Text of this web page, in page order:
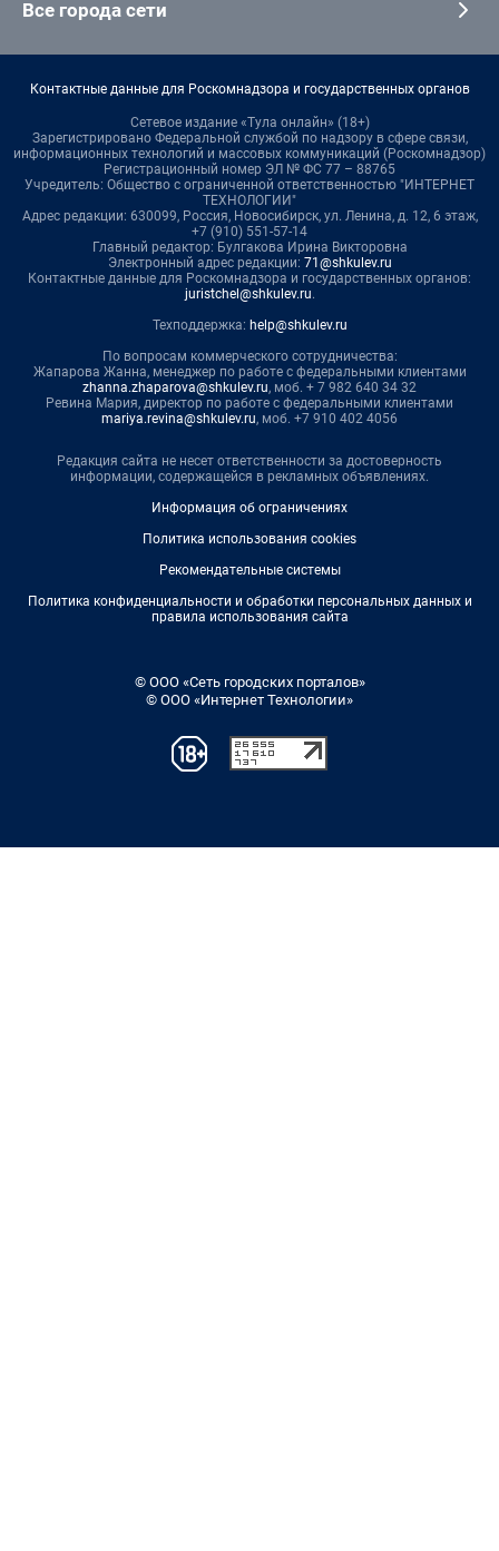
Все города сети
Контактные данные для Роскомнадзора и государственных органов
Сетевое издание «Тула онлайн» (18+)
Зарегистрировано Федеральной службой по надзору в сфере связи,
информационных технологий и массовых коммуникаций (Роскомнадзор)
Регистрационный номер ЭЛ № ФС 77 – 88765
Учредитель: Общество с ограниченной ответственностью "ИНТЕРНЕТ
ТЕХНОЛОГИИ"
Адрес редакции: 630099, Россия, Новосибирск, ул. Ленина, д. 12, 6 этаж,
+7 (910) 551-57-14
Главный редактор: Булгакова Ирина Викторовна
Электронный адрес редакции: 71@shkulev.ru
Контактные данные для Роскомнадзора и государственных органов:
juristchel@shkulev.ru.
Техподдержка: help@shkulev.ru
По вопросам коммерческого сотрудничества:
Жапарова Жанна, менеджер по работе с федеральными клиентами
zhanna.zhaparova@shkulev.ru, моб. + 7 982 640 34 32
Ревина Мария, директор по работе с федеральными клиентами
mariya.revina@shkulev.ru, моб. +7 910 402 4056
Редакция сайта не несет ответственности за достоверность
информации, содержащейся в рекламных объявлениях.
Информация об ограничениях
Политика использования cookies
Рекомендательные системы
Политика конфиденциальности и обработки персональных данных и
правила использования сайта
© ООО «Сеть городских порталов»
© ООО «Интернет Технологии»